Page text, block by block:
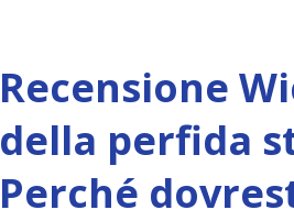
risposta è sì. 3. Al nuovo
snobbato, ma leggendo
Sembra uno di quegli
volta con te (7 aprile) Il
Recensione
della perfida
Perché